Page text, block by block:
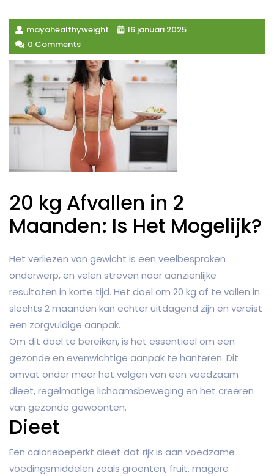
mayahealthyweight
16 januari 2025
0 Comments
20 kg Afvallen in 2
Maanden: Is Het Mogelijk?
Het verliezen van gewicht is een veelbesproken
onderwerp, en velen streven naar aanzienlijke
resultaten in korte tijd. Het doel om 20 kg af te vallen in
slechts 2 maanden kan echter uitdagend zijn en vereist
een zorgvuldige aanpak.
Om dit doel te bereiken, is het essentieel om een
gezonde en evenwichtige aanpak te hanteren. Dit
omvat onder meer het volgen van een voedzaam
dieet, regelmatige lichaamsbeweging en het creëren
van gezonde gewoonten.
Dieet
Een caloriebeperkt dieet dat rijk is aan voedzame
voedingsmiddelen zoals groenten, fruit, magere